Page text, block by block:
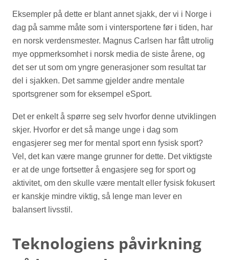
Eksempler på dette er blant annet sjakk, der vi i Norge i
dag på samme måte som i vintersportene før i tiden, har
en norsk verdensmester. Magnus Carlsen har fått utrolig
mye oppmerksomhet i norsk media de siste årene, og
det ser ut som om yngre generasjoner som resultat tar
del i sjakken. Det samme gjelder andre mentale
sportsgrener som for eksempel eSport.
Det er enkelt å spørre seg selv hvorfor denne utviklingen
skjer. Hvorfor er det så mange unge i dag som
engasjerer seg mer for mental sport enn fysisk sport?
Vel, det kan være mange grunner for dette. Det viktigste
er at de unge fortsetter å engasjere seg for sport og
aktivitet, om den skulle være mentalt eller fysisk fokusert
er kanskje mindre viktig, så lenge man lever en
balansert livsstil.
Teknologiens påvirkning